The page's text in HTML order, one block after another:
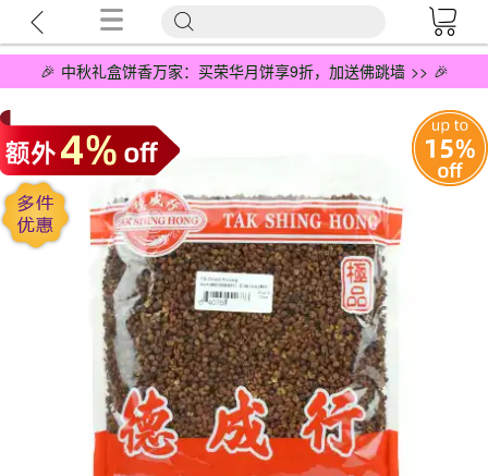
🎉 中秋礼盒饼香万家：买荣华月饼享9折，加送佛跳墙 >> 🎉